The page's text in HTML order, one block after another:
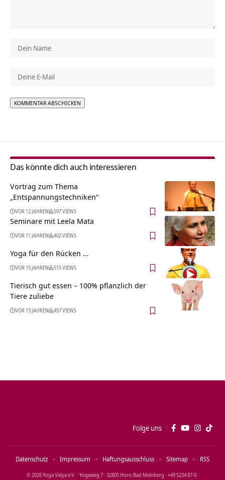
Das könnte dich auch interessieren
Vortrag zum Thema
„Entspannungstechniken“
VOR 12 JAHREN 597 VIEWS
Seminare mit Leela Mata
VOR 11 JAHREN 402 VIEWS
Yoga für den Rücken …
VOR 15 JAHREN 515 VIEWS
Tierisch gut essen – 100% pflanzlich der
Tiere zuliebe
VOR 15 JAHREN 457 VIEWS
Folge uns
© 2026 Yoga Vidya e.V. · Yogaweg 7 · 32805 Horn‑Bad Meinberg · +49 5234 87‑0 ·
Datenschutz Impressum Haftungsausschluss Sitemap RSS